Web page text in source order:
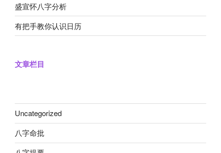
盛宣怀八字分析
有把手教你认识日历
文章栏目
Uncategorized
八字命批